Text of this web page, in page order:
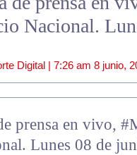
Nacional.
Digital | 7:26 am 8 junio,
prensa en vivo,
Lunes 08 de